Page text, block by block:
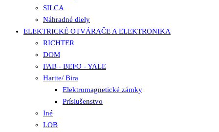
SILCA
Náhradné diely
ELEKTRICKÉ OTVÁRAČE A ELEKTRONIKA
RICHTER
DOM
FAB - BEFO - YALE
Hartte/ Bira
Elektromagnetické zámky
Príslušenstvo
Iné
LOB